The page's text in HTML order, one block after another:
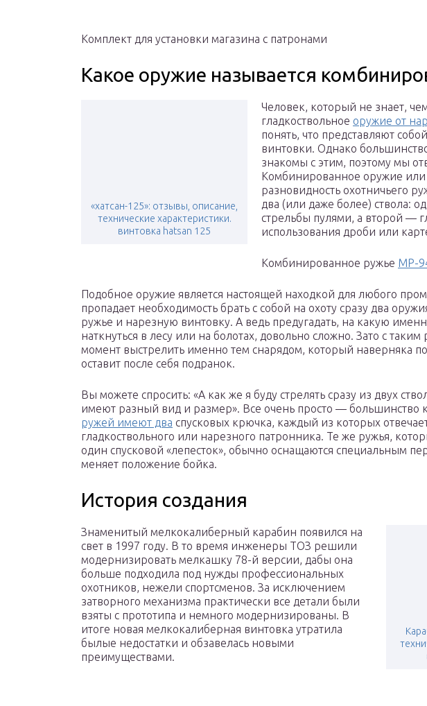
Комплект для установки магазина с патронами
Какое оружие называется
«хатсан-125»: отзывы, описание,
технические характеристики.
винтовка hatsan 125
Человек, который не знает,
гладкоствольное оружие от
понять, что представляют
винтовки. Однако
знакомы с этим, поэтому мы
Комбинированное оружие
разновидность охотничьего
два (или даже более) ствола:
стрельбы пулями, а второй —
использования дроби или
Комбинированное ружье МР-
Подобное оружие является настоящей находкой для любого
пропадает необходимость брать с собой на охоту сразу два
ружье и нарезную винтовку. А ведь предугадать, на какую
наткнуться в лесу или на болотах, довольно сложно. Зато с
момент выстрелить именно тем снарядом, который наверняка
оставит после себя подранок.
Вы можете спросить: «А как же я буду стрелять сразу из двух
имеют разный вид и размер». Все очень просто — большинство
ружей имеют два спусковых крючка, каждый из которых
гладкоствольного или нарезного патронника. Те же ружья,
один спусковой «лепесток», обычно оснащаются специальным
меняет положение бойка.
История создания
Знаменитый мелкокалиберный карабин появился на
свет в 1997 году. В то время инженеры ТОЗ решили
модернизировать мелкашку 78-й версии, дабы она
больше подходила под нужды профессиональных
охотников, нежели спортсменов. За исключением
затворного механизма практически все детали были
взяты с прототипа и немного модернизированы. В
итоге новая мелкокалиберная винтовка утратила
былые недостатки и обзавелась новыми
преимуществами.